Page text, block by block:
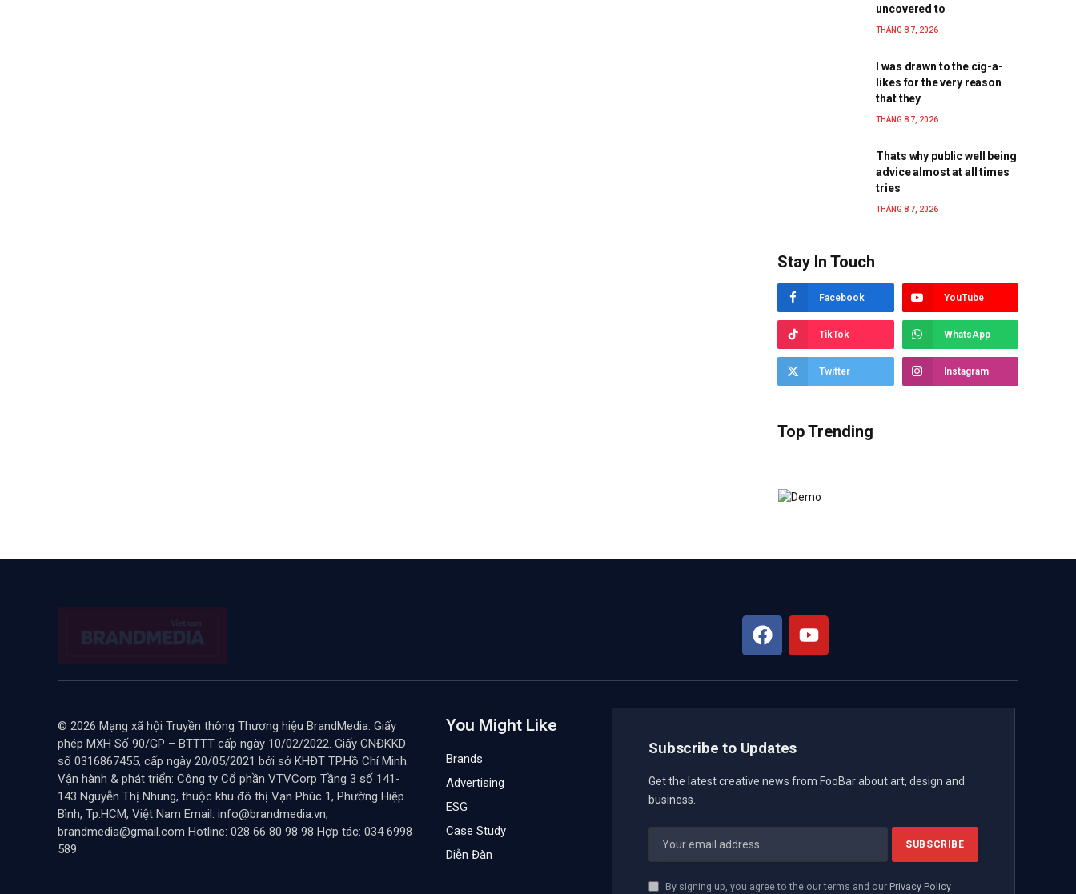
uncovered to
THÁNG 8 7, 2026
I was drawn to the cig-a-
likes for the very reason
that they
THÁNG 8 7, 2026
Thats why public well being
advice almost at all times
tries
THÁNG 8 7, 2026
Stay In Touch
Facebook YouTube
TikTok WhatsApp
Twitter Instagram
Top Trending
© 2026 Mạng xã hội Truyền thông Thương hiệu BrandMedia. Giấy
phép MXH Số 90/GP – BTTTT cấp ngày 10/02/2022. Giấy CNĐKKD
số 0316867455, cấp ngày 20/05/2021 bởi sở KHĐT TP.Hồ Chí Minh.
Vận hành & phát triển: Công ty Cổ phần VTVCorp Tầng 3 số 141-
143 Nguyễn Thị Nhung, thuộc khu đô thị Vạn Phúc 1, Phường Hiệp
Bình, Tp.HCM, Việt Nam Email: info@brandmedia.vn;
brandmedia@gmail.com Hotline: 028 66 80 98 98 Hợp tác: 034 6998
589
You Might Like
Brands
Advertising
ESG
Case Study
Diễn Đàn
Subscribe to Updates
Get the latest creative news from FooBar about art, design and
business.
By signing up, you agree to the our terms and ourPrivacy Policy